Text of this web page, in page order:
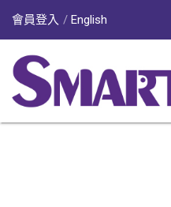
會員登入 English